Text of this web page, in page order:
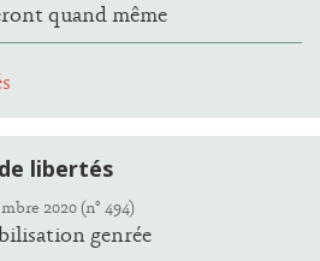
quand même
libertés
2020 (n° 494)
genrée